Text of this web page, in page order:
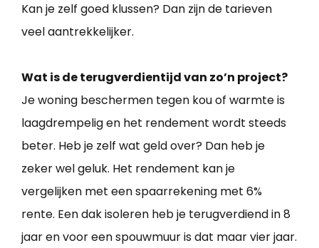
Kan je zelf goed klussen? Dan zijn de tarieven
veel aantrekkelijker.
Wat is de terugverdientijd van zo’n project?
Je woning beschermen tegen kou of warmte is
laagdrempelig en het rendement wordt steeds
beter. Heb je zelf wat geld over? Dan heb je
zeker wel geluk. Het rendement kan je
vergelijken met een spaarrekening met 6%
rente. Een dak isoleren heb je terugverdiend in 8
jaar en voor een spouwmuur is dat maar vier jaar.